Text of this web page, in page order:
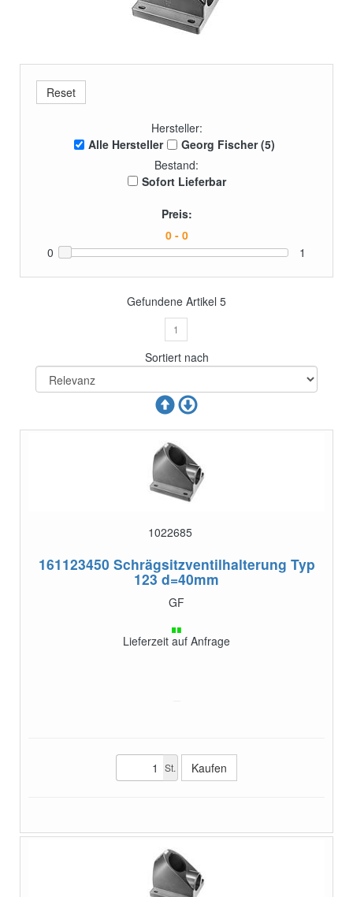
Hersteller:
Alle Hersteller
Georg Fischer (5)
Bestand:
Sofort Lieferbar
Preis:
0 1
Gefundene Artikel 5
1
Sortiert nach
1022685
161123450 Schrägsitzventilhalterung Typ
123 d=40mm
GF
Lieferzeit auf Anfrage
St.